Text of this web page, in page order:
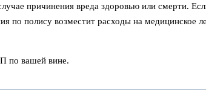
причинения вреда здоровью или смерти.
по полису возместит расходы на медицинское
по вашей вине.